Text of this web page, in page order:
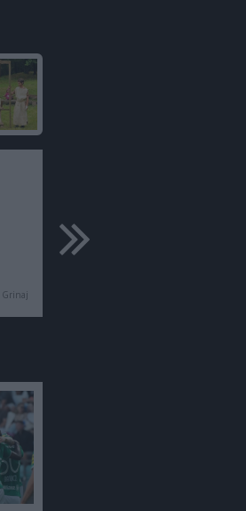
Grinaj
ďalšie